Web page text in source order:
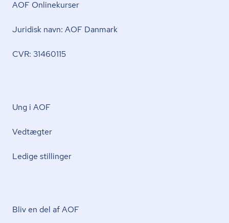
AOF Onlinekurser
Juridisk navn: AOF Danmark
CVR: 31460115
Ung i AOF
Vedtægter
Ledige stillinger
Bliv en del af AOF